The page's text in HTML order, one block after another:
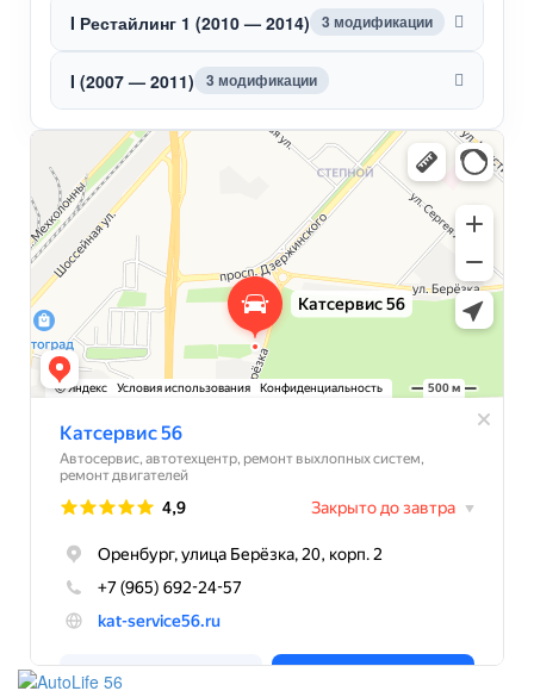
I Рестайлинг 1 (2010 — 2014) 3 модификации
I (2007 — 2011) 3 модификации